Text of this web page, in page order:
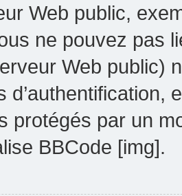
Web public,
ne pouvez pas
Web public)
d’authentification,
protégés par un
BBCode [img].